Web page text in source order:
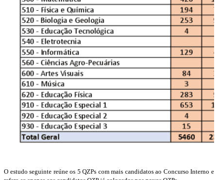
O estudo seguinte reúne os 5 QZPs com mais candidatos ao Concurso Interno e